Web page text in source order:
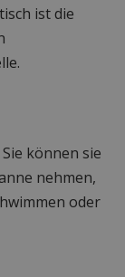
ist die
können sie
nehmen,
oder